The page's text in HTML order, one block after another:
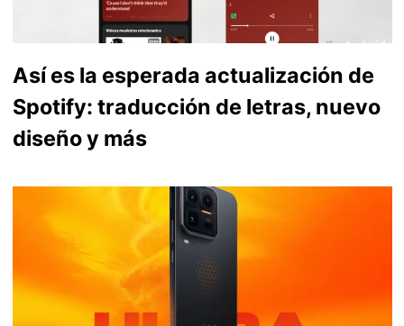
Así es la esperada actualización de
Spotify: traducción de letras, nuevo
diseño y más